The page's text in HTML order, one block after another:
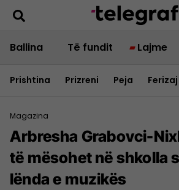
Ballina Të fundit Lajme
Prishtina Prizreni Peja Ferizaj
Magazina
Arbresha Grabovci-
të mësohet në shkolla
lënda e muzikës